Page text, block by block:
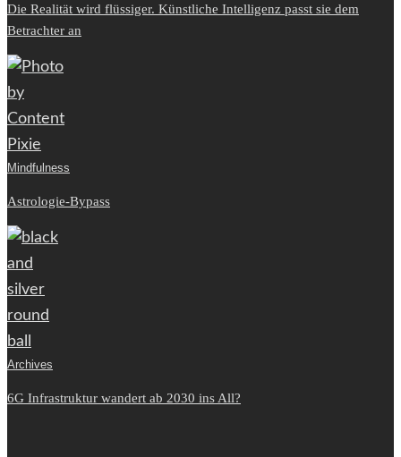
Die Realität wird flüssiger. Künstliche Intelligenz passt sie dem
Betrachter an
Mindfulness
Astrologie-Bypass
Archives
6G Infrastruktur wandert ab 2030 ins All?